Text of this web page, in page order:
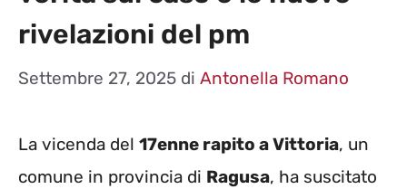
rivelazioni del pm
Settembre 27, 2025 di Antonella Romano
La vicenda del 17enne rapito a Vittoria, un
comune in provincia di Ragusa, ha suscitato